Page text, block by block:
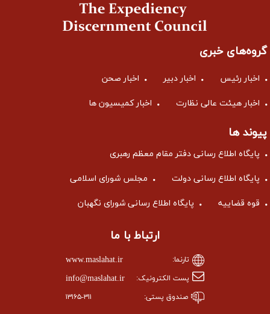
گروه‌های خبری
اخبار رئیس اخبار دبیر اخبار صحن
اخبار هیئت عالی نظارت اخبار کمیسیون ها
پیوند ها
پایگاه اطلاع رسانی دفتر مقام معظم رهبری
پایگاه اطلاع رسانی دولت مجلس شورای اسلامی
قوه قضاییه پایگاه اطلاع رسانی شورای نگهبان
ارتباط با ما
تارنما: www.maslahat.ir
پست الکترونیک: info@maslahat.ir
صندوق پستی: ۱۳۱۶۵-۳۱۱